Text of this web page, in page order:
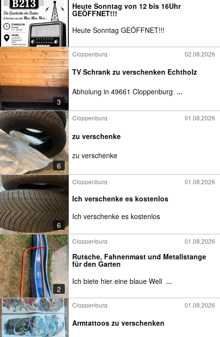
Heute Sonntag von 12 bis 16Uhr
GEÖFFNET!!!
Heute Sonntag GEÖFFNET!!!
3
Cloppenburg 02.08.2026
TV Schrank zu verschenken Echtholz
Abholung in 49661 Cloppenburg ...
6
Cloppenburg 01.08.2026
zu verschenke
zu verschenke
6
Cloppenburg 01.08.2026
Ich verschenke es kostenlos
Ich verschenke es kostenlos
2
Cloppenburg 01.08.2026
Rutsche, Fahnenmast und Metallstange
für den Garten
Ich biete hier eine blaue Well ...
Cloppenburg 01.08.2026
Armtattoos zu verschenken